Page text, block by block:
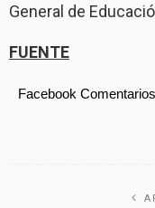
General de
FUENTE
Facebook Comentarios